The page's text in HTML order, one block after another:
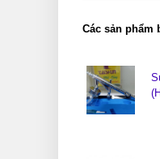
Các sản phẩm